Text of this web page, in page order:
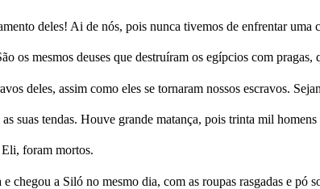
deles! Ai de nós, pois nunca tivemos de enfrentar uma
os mesmos deuses que destruíram os egípcios com pragas,
deles, assim como eles se tornaram nossos escravos.
suas tendas. Houve grande matança, pois trinta mil
foram mortos.
a Siló no mesmo dia, com as roupas rasgadas e pó